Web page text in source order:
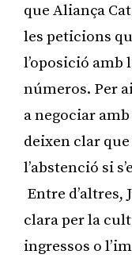
que Aliança
les peticions
l’oposició amb
números. Per
a negociar
deixen clar
l’abstenció si
Entre d’altres,
clara per la
ingressos o